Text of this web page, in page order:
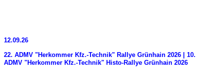
12.09.26
22. ADMV "Herkommer Kfz.-Technik" Rallye Grünhain 2026 | 10.
ADMV "Herkommer Kfz.-Technik" Histo-Rallye Grünhain 2026